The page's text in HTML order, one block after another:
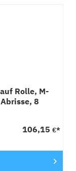
Rolle, M-
8
106,15 €*